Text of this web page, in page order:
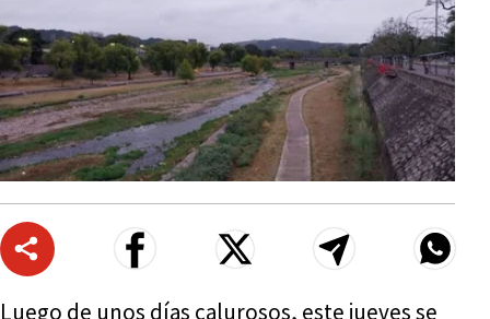
Luego de unos días calurosos, este jueves se